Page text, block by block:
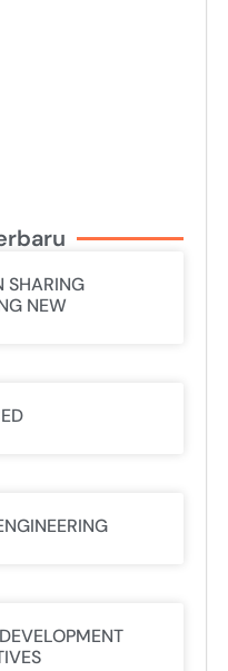
SHARING
NEW